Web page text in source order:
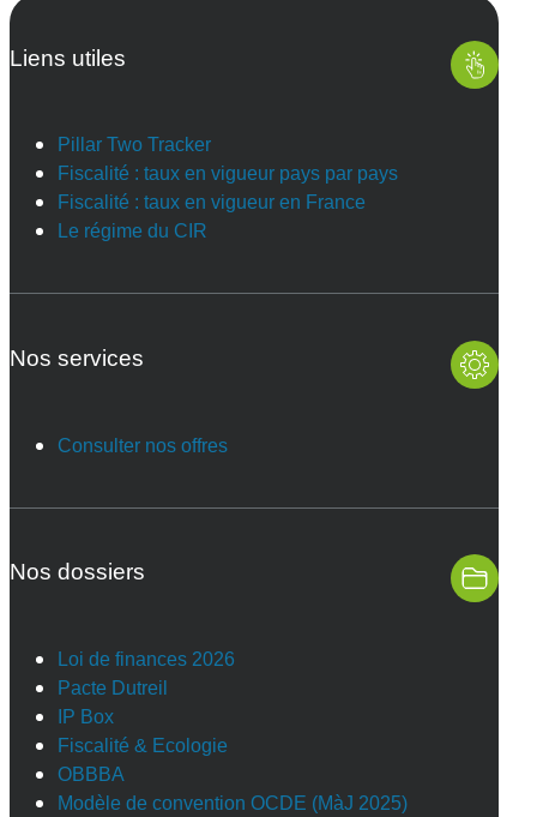
Liens utiles
Pillar Two Tracker
Fiscalité : taux en vigueur pays par pays
Fiscalité : taux en vigueur en France
Le régime du CIR
Nos services
Consulter nos offres
Nos dossiers
Loi de finances 2026
Pacte Dutreil
IP Box
Fiscalité & Ecologie
OBBBA
Modèle de convention OCDE (MàJ 2025)